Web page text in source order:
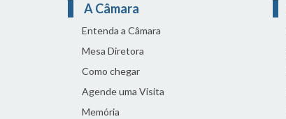
A Câmara
Entenda a Câmara
Mesa Diretora
Como chegar
Agende uma Visita
Memória